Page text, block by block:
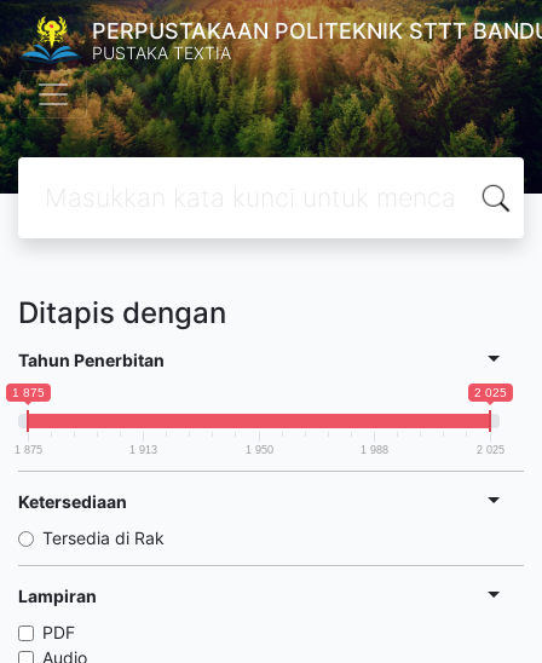
PERPUSTAKAAN POLITEKNIK STTT
PUSTAKA TEXTIA
Ditapis dengan
Tahun Penerbitan
1 875 2 025
1 875 1 913 1 950 1 988 2 025
Ketersediaan
Tersedia di Rak
Lampiran
PDF
Audio